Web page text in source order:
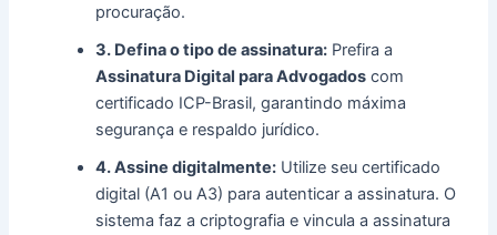
procuração.
3. Defina o tipo de assinatura: Prefira a
Assinatura Digital para Advogados com
certificado ICP-Brasil, garantindo máxima
segurança e respaldo jurídico.
4. Assine digitalmente: Utilize seu certificado
digital (A1 ou A3) para autenticar a assinatura. O
sistema faz a criptografia e vincula a assinatura